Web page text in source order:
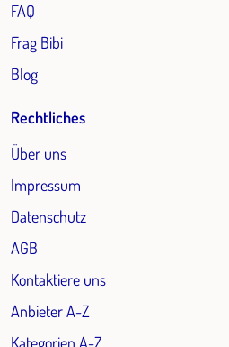
FAQ
Frag Bibi
Blog
Rechtliches
Über uns
Impressum
Datenschutz
AGB
Kontaktiere uns
Anbieter A-Z
Kategorien A-Z